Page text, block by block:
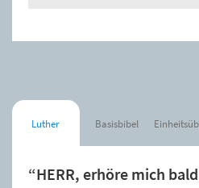
Luther Basisbibel
“HERR, erhöre mich